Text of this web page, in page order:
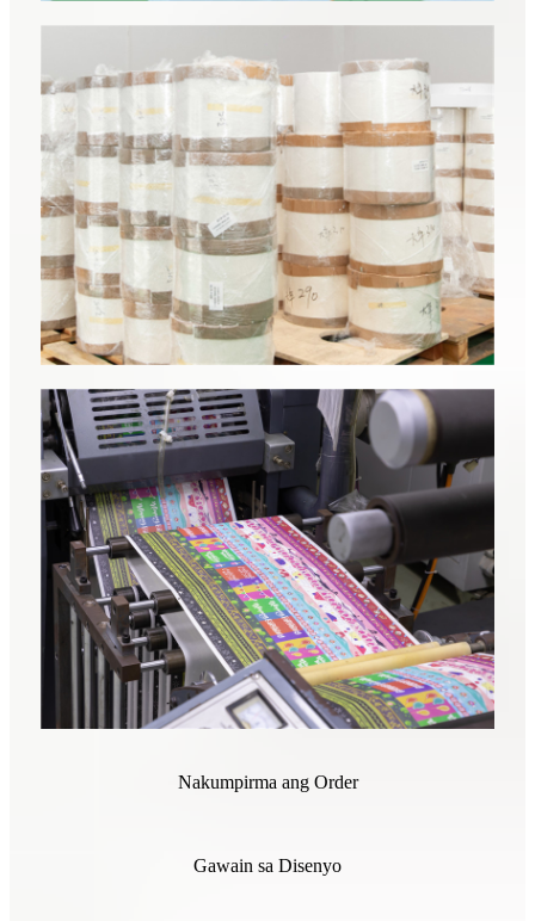
Nakumpirma ang Order
Gawain sa Disenyo